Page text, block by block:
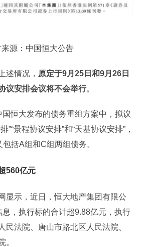
来源：中国恒大公告
述情况， 原定于9月25日和9月26日
议安排会议将不会举行。
恒大发布的债务重组方案中，拟议
”“景程协议安排”和“天基协议安排”，
包括A组和C组两组债务。
560亿元
显示，近日，恒大地产集团有限公
，执行标的合计超9.88亿元，执行
民法院、唐山市路北区人民法院、
。